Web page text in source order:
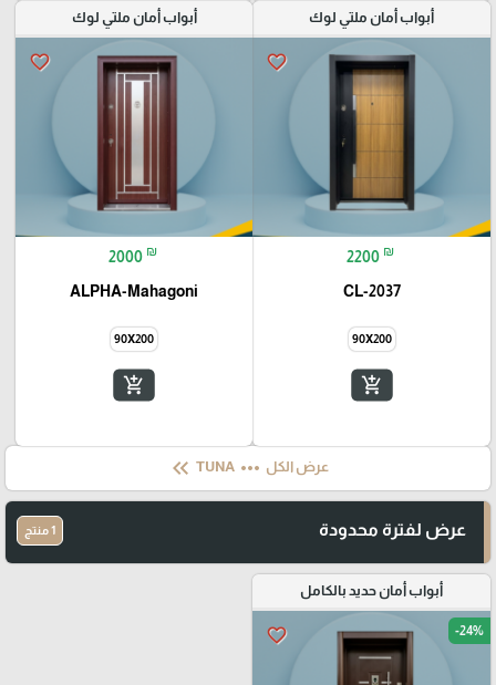
أبواب أمان ملتي لوك
favorite_border
2200 ₪
CL-2037
90X200
add_shopping_cart
أبواب أمان ملتي لوك
favorite_border
2000 ₪
ALPHA-Mahagoni
90X200
add_shopping_cart
عرض الكل more_horiz
keyboard_double_arrow_left
عرض لفترة محدودة 1 منتج
أبواب أمان حديد بالكامل
favorite_border -24%